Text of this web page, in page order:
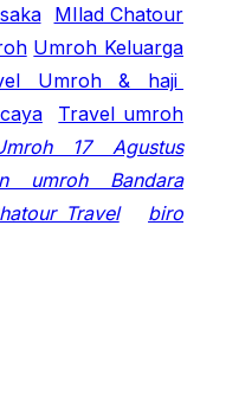
MIlad Chatour
Umroh Keluarga
Umroh & haji
Travel umroh
17 Agustus
umroh Bandara
Travel
biro